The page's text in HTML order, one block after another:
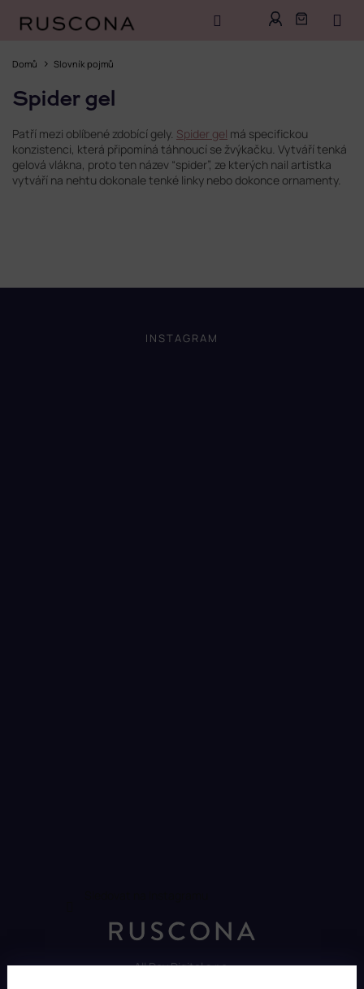
Domů Slovník pojmů
Spider gel
Patří mezi oblíbené zdobící gely. Spider gel má specifickou
konzistenci, která připomíná táhnoucí se žvýkačku. Vytváří tenká
gelová vlákna, proto ten název “spider”, ze kterých nail artistka
vytváří na nehtu dokonale tenké linky nebo dokonce ornamenty.
INSTAGRAM
All Day Digital s.r.o.